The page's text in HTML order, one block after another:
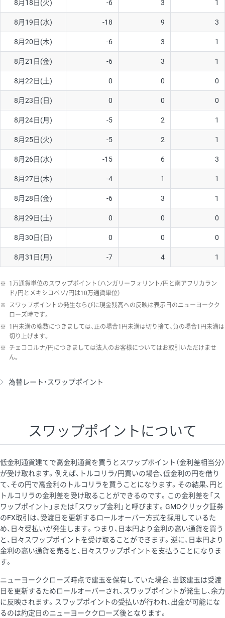
8月18日(火) -6 3 1
8月19日(水) -18 9 3
8月20日(木) -6 3 1
8月21日(金) -6 3 1
8月22日(土) 0 0 0
8月23日(日) 0 0 0
8月24日(月) -5 2 1
8月25日(火) -5 2 1
8月26日(水) -15 6 3
8月27日(木) -4 1 1
8月28日(金) -6 3 1
8月29日(土) 0 0 0
8月30日(日) 0 0 0
8月31日(月) -7 4 1
※ 1万通貨単位のスワップポイント（ハンガリーフォリント/円と南アフリカラン
ド/円とメキシコペソ/円は10万通貨単位）
※ スワップポイントの発生ならびに現金残高への反映は表示日のニューヨークク
ローズ時です。
※ 1円未満の端数につきましては、正の場合1円未満は切り捨て、負の場合1円未満は
切り上げます。
※ チェココルナ/円につきましては法人のお客様についてはお取引いただけませ
ん。
為替レート・スワップポイント
スワップポイントについて
低金利通貨建てで高金利通貨を買うとスワップポイント（金利差相当分）
が受け取れます。例えば、トルコリラ/円買いの場合、低金利の円を借り
て、その円で高金利のトルコリラを買うことになります。その結果、円と
トルコリラの金利差を受け取ることができるのです。この金利差を「ス
ワップポイント」または「スワップ金利」と呼びます。GMOクリック証券
のFX取引は、受渡日を更新するロールオーバー方式を採用しているた
め、日々受払いが発生します。つまり、日本円より金利の高い通貨を買う
と、日々スワップポイントを受け取ることができます。逆に、日本円より
金利の高い通貨を売ると、日々スワップポイントを支払うことになりま
す。
ニューヨーククローズ時点で建玉を保有していた場合、当該建玉は受渡
日を更新するためロールオーバーされ、スワップポイントが発生し、余力
に反映されます。スワップポイントの受払いが行われ、出金が可能にな
るのは約定日のニューヨーククローズ後となります。